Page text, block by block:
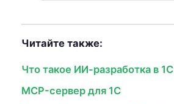
Читайте также:
Что такое ИИ-разработка в 1С
MCP-сервер для 1С